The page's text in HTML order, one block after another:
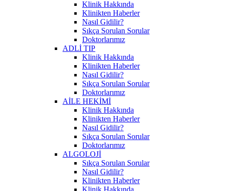
Klinik Hakkında
Klinikten Haberler
Nasıl Gidilir?
Sıkça Sorulan Sorular
Doktorlarımız
ADLİ TIP
Klinik Hakkında
Klinikten Haberler
Nasıl Gidilir?
Sıkça Sorulan Sorular
Doktorlarımız
AİLE HEKİMİ
Klinik Hakkında
Klinikten Haberler
Nasıl Gidilir?
Sıkça Sorulan Sorular
Doktorlarımız
ALGOLOJİ
Sıkça Sorulan Sorular
Nasıl Gidilir?
Klinikten Haberler
Klinik Hakkında